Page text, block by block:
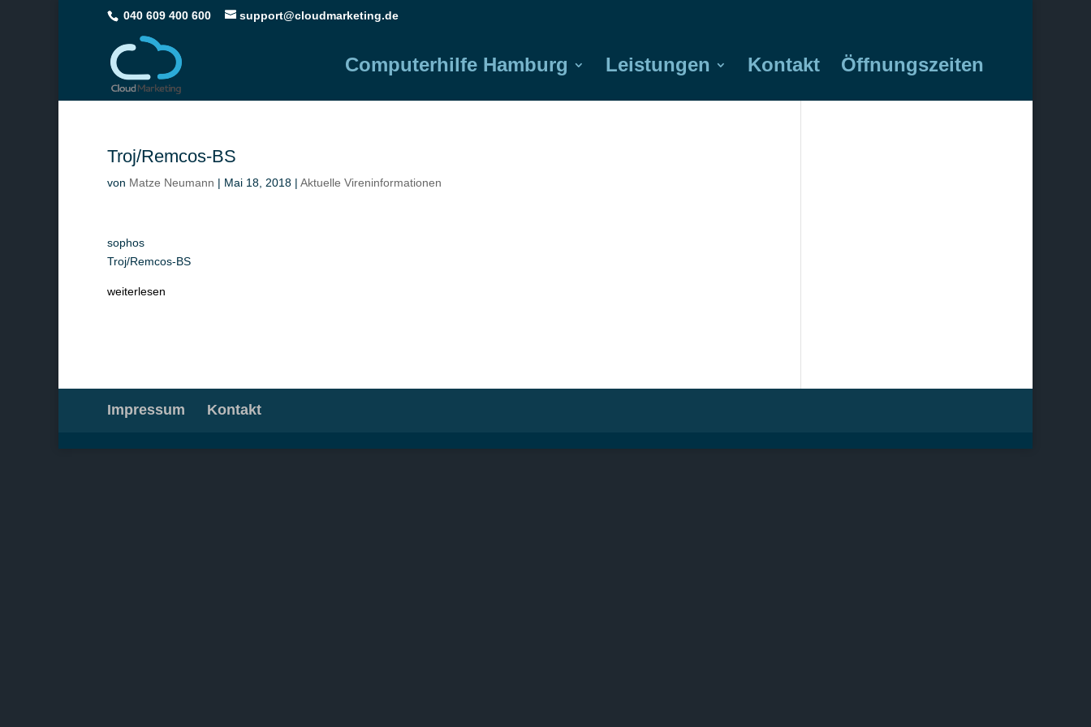
040 609 400 600 support@cloudmarketing.de
Computerhilfe Hamburg Leistungen Kontakt Öffnungszeiten
Troj/Remcos-BS
von Matze Neumann | Mai 18, 2018 | Aktuelle Vireninformationen
sophos
Troj/Remcos-BS
weiterlesen
Impressum Kontakt